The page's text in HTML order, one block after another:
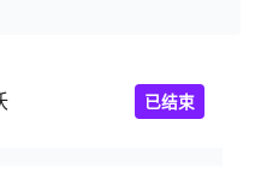
已结束